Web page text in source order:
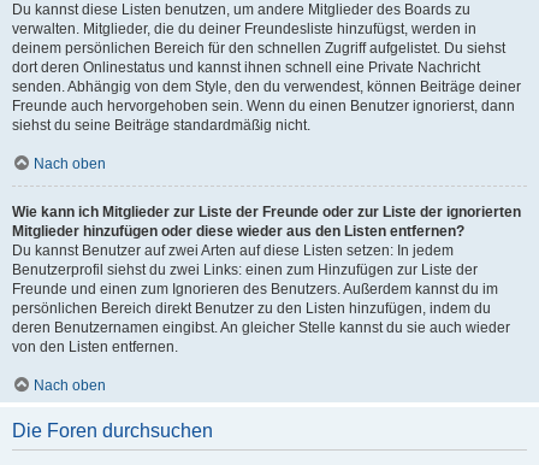
Du kannst diese Listen benutzen, um andere Mitglieder des Boards zu
verwalten. Mitglieder, die du deiner Freundesliste hinzufügst, werden in
deinem persönlichen Bereich für den schnellen Zugriff aufgelistet. Du siehst
dort deren Onlinestatus und kannst ihnen schnell eine Private Nachricht
senden. Abhängig von dem Style, den du verwendest, können Beiträge deiner
Freunde auch hervorgehoben sein. Wenn du einen Benutzer ignorierst, dann
siehst du seine Beiträge standardmäßig nicht.
Nach oben
Wie kann ich Mitglieder zur Liste der Freunde oder zur Liste der ignorierten
Mitglieder hinzufügen oder diese wieder aus den Listen entfernen?
Du kannst Benutzer auf zwei Arten auf diese Listen setzen: In jedem
Benutzerprofil siehst du zwei Links: einen zum Hinzufügen zur Liste der
Freunde und einen zum Ignorieren des Benutzers. Außerdem kannst du im
persönlichen Bereich direkt Benutzer zu den Listen hinzufügen, indem du
deren Benutzernamen eingibst. An gleicher Stelle kannst du sie auch wieder
von den Listen entfernen.
Nach oben
Die Foren durchsuchen